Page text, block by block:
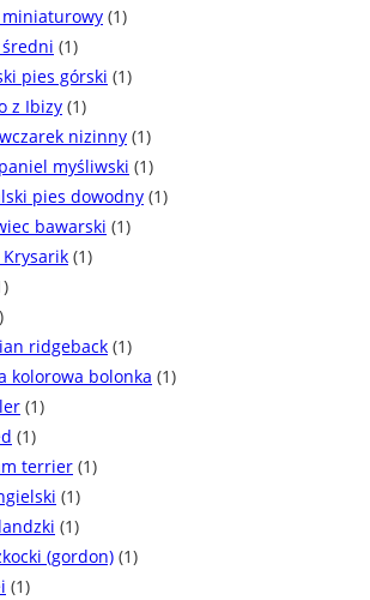
miniaturowy (1)
(1)
pies górski (1)
z Ibizy (1)
nizinny (1)
myśliwski (1)
pies dowodny (1)
bawarski (1)
Krysarik (1)
ridgeback (1)
kolorowa bolonka (1)
(1)
(1)
terrier (1)
(1)
(1)
(gordon) (1)
(1)